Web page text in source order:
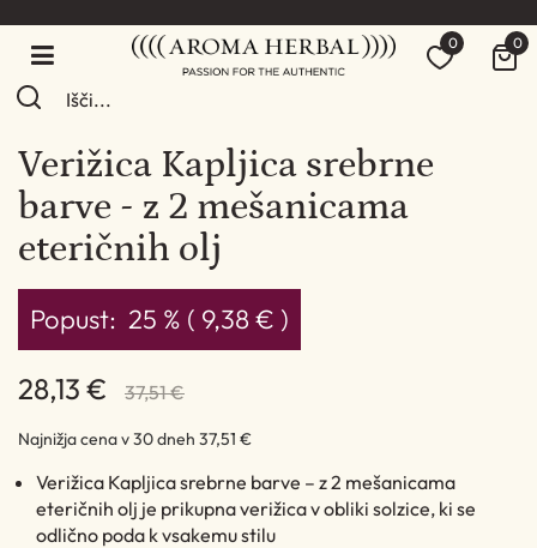
0 0
Verižica Kapljica srebrne
barve - z 2 mešanicama
eteričnih olj
37,51 €
Popust: 25 % ( 9,38 € )
28,13 €
Najnižja cena v 30 dneh 37,51 €
Verižica Kapljica srebrne barve – z 2 mešanicama
eteričnih olj je prikupna verižica v obliki solzice, ki se
odlično poda k vsakemu stilu